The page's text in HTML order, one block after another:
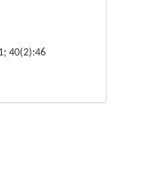
40(2):46